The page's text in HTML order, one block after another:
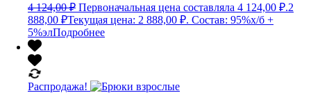
4 124,00₽ Первоначальная цена составляла 4 124,00 ₽.2
888,00 ₽Текущая цена: 2 888,00 ₽. Состав: 95%х/б +
5%элПодробнее
Распродажа!